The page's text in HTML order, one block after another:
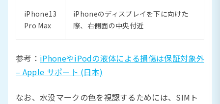
iPhone13
Pro Max
iPhoneのディスプレイを下に向けた
際、右側面の中央付近
参考： iPhoneやiPodの液体による損傷は保証対象外
– Apple サポート (日本)
なお、水没マークの色を視認するためには、SIMト